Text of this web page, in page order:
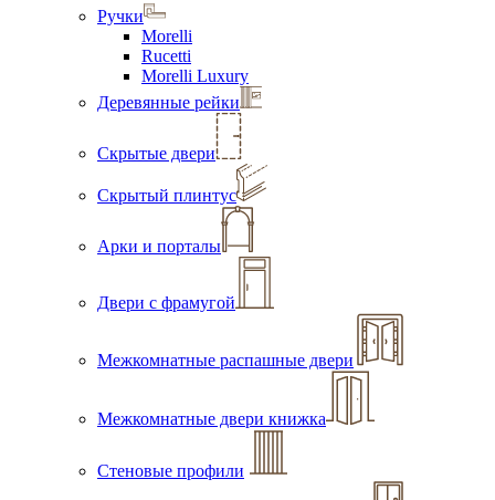
Ручки
Morelli
Rucetti
Morelli Luxury
Деревянные рейки
Скрытые двери
Скрытый плинтус
Арки и порталы
Двери с фрамугой
Межкомнатные распашные двери
Межкомнатные двери книжка
Стеновые профили